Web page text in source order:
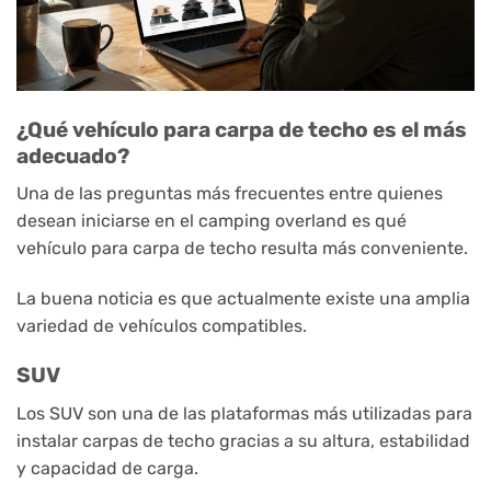
¿Qué vehículo para carpa de techo es el más
adecuado?
Una de las preguntas más frecuentes entre quienes
desean iniciarse en el camping overland es qué
vehículo para carpa de techo resulta más conveniente.
La buena noticia es que actualmente existe una amplia
variedad de vehículos compatibles.
SUV
Los SUV son una de las plataformas más utilizadas para
instalar carpas de techo gracias a su altura, estabilidad
y capacidad de carga.